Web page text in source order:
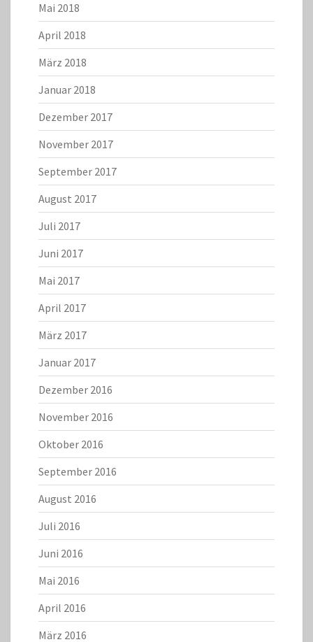
Mai 2018
April 2018
März 2018
Januar 2018
Dezember 2017
November 2017
September 2017
August 2017
Juli 2017
Juni 2017
Mai 2017
April 2017
März 2017
Januar 2017
Dezember 2016
November 2016
Oktober 2016
September 2016
August 2016
Juli 2016
Juni 2016
Mai 2016
April 2016
März 2016